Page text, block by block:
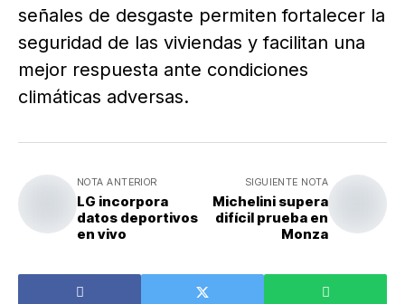
señales de desgaste permiten fortalecer la
seguridad de las viviendas y facilitan una
mejor respuesta ante condiciones
climáticas adversas.
NOTA ANTERIOR
LG incorpora
datos deportivos
en vivo
SIGUIENTE NOTA
Michelini supera
difícil prueba en
Monza